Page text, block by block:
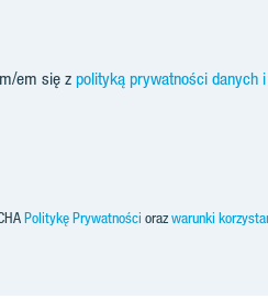
em się z polityką prywatności danych
Politykę Prywatności orazwarunki